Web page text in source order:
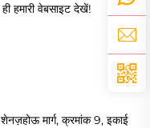
हमारी वेबसाइट देखें!
मार्ग, क्रमांक 9, इकाई